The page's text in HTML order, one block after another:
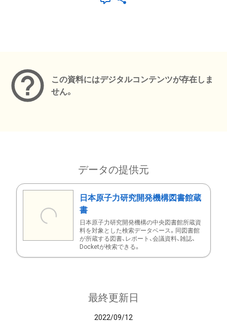
この資料にはデジタルコンテンツが存在しま
せん。
データの提供元
日本原子力研究開発機構図書館蔵
書
日本原子力研究開発機構の中央図書館所蔵資
料を対象とした検索データベース。同図書館
が所蔵する図書、レポート、会議資料、雑誌、
Docketが検索できる。
最終更新日
2022/09/12